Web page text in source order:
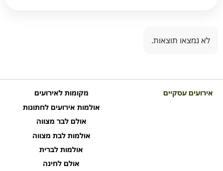
לא נמצאו תוצאות.
אירועים עסקיים
מקומות לאירועים
אולמות אירועים לחתונות
אולם לבר מצווה
אולמות לבת מצווה
אולמות לברית
אולם לחינה